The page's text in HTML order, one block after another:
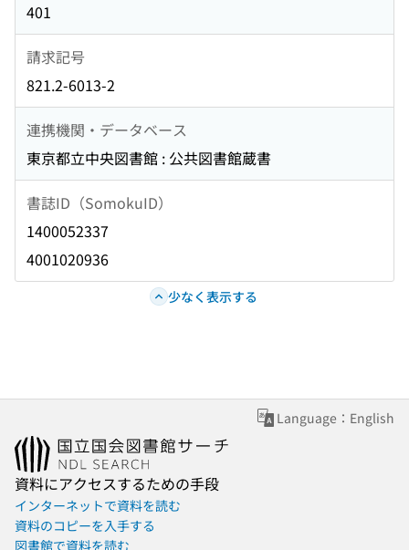
401
請求記号
821.2-6013-2
連携機関・データベース
東京都立中央図書館 : 公共図書館蔵書
書誌ID（SomokuID）
1400052337
4001020936
少なく表示する
Language：English
資料にアクセスするための手段
インターネットで資料を読む
資料のコピーを入手する
図書館で資料を読む